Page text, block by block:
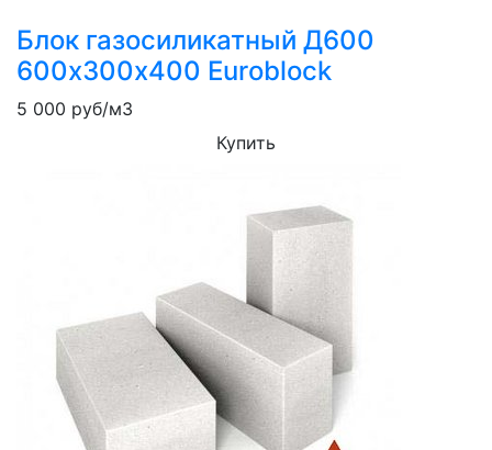
Блок газосиликатный Д600
600х300х400 Euroblock
5 000 руб/м3
Купить